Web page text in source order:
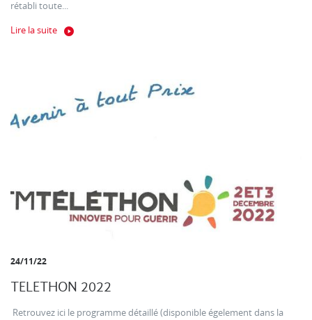
rétabli toute...
Lire la suite
24/11/22
TELETHON 2022
Retrouvez ici le programme détaillé (disponible égelement dans la